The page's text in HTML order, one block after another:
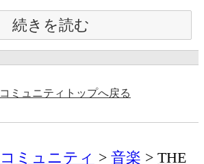
続きを読む
コミュニティトップへ戻る
コミュニティ 音楽
THE